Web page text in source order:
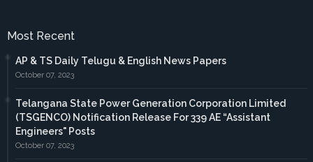
Most Recent
AP & TS Daily Telugu & English News Papers
October 07, 2023
Telangana State Power Generation Corporation Limited
(TSGENCO) Notification Release For 339 AE “Assistant
Engineers" Posts
October 07, 2023